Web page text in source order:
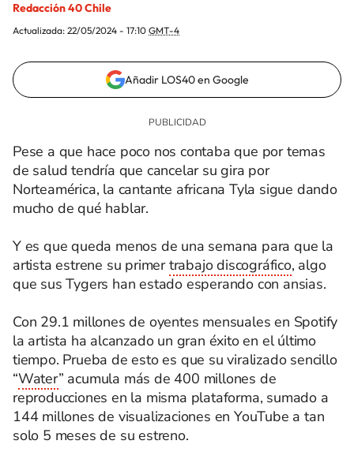
Redacción 40 Chile
Actualizada: 22/05/2024 - 17:10 GMT-4
Añadir LOS40 en Google
Pese a que hace poco nos contaba que por temas
de salud tendría que cancelar su gira por
Norteamérica, la cantante africana Tyla sigue dando
mucho de qué hablar.
Y es que queda menos de una semana para que la
artista estrene su primertrabajo discográfico, algo
que sus Tygers han estado esperando con ansias.
Con 29.1 millones de oyentes mensuales en Spotify
la artista ha alcanzado un gran éxito en el último
tiempo. Prueba de esto es que su viralizado sencillo
“Water” acumula más de 400 millones de
reproducciones en la misma plataforma, sumado a
144 millones de visualizaciones en YouTube a tan
solo 5 meses de su estreno.